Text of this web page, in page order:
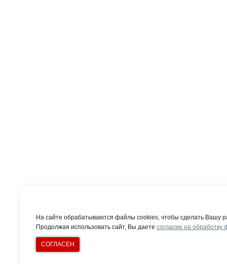
На сайте обрабатываются файлы cookies, чтобы сделать Вашу
Продолжая использовать сайт, Вы даете согласие на обработку
СОГЛАСЕН